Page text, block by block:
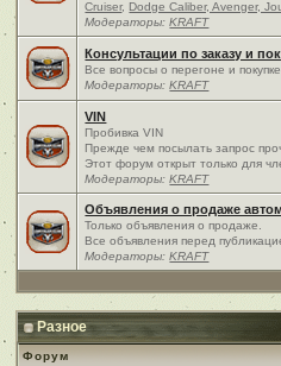
Cruiser, Dodge Caliber, Avenger,
Модераторы:KRAFT
Консультации по заказу и
Все вопросы о перегоне и
Модераторы:KRAFT
VIN
Пробивка VIN
Прежде чем посылать запрос
Этот форум открыт только для
Модераторы:KRAFT
Объявления о продаже
Только объявления о продаже.
Все объявления перед
Модераторы:KRAFT
Разное
Форум